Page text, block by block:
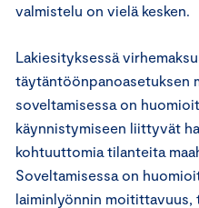
valmistelu on vielä kesken.
Lakiesityksessä
täytäntöönpanoasetuksen
soveltamisessa on
käynnistymiseen liittyvät
kohtuuttomia tilanteita
Soveltamisessa on
laiminlyönnin